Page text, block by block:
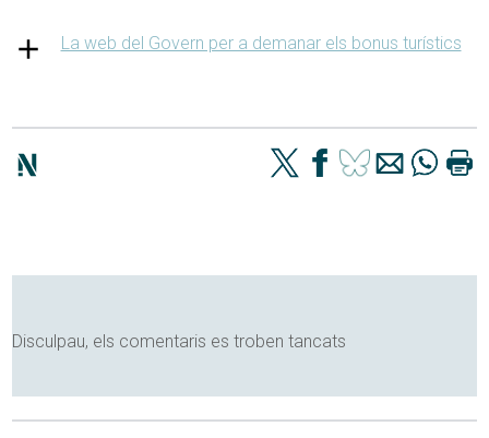
La web del Govern per a demanar els bonus turístics
Disculpau, els comentaris es troben tancats